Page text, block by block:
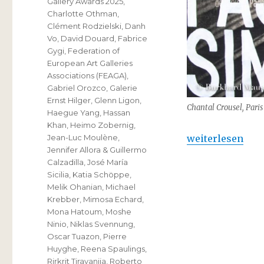
Chantal Crousel, Paris
„Chantal
weiterlesen
Charlotte Othman
Clément Rodzielski Danh
Vo David Douard Fabrice
Gygi Federation of
European Art Galleries
Associations (FEAGA)
Gabriel Orozco Galerie
Ernst Hilger Glenn Ligon
Haegue Yang Hassan
Khan Heimo Zobernig
Jean-Luc Moulène
Jennifer Allora & Guillermo
Calzadilla ,José María
Sicilia Katia Schöppe
Melik Ohanian Michael
Krebber Mimosa Echard
Mona Hatoum Moshe
Ninio Niklas Svennung
Oscar Tuazon Pierre
Huyghe Reena Spaulings
Rirkrit Tiravanija Roberto